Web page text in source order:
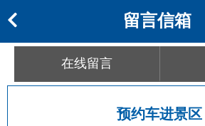
留言信箱
在线留言
预约车进景区